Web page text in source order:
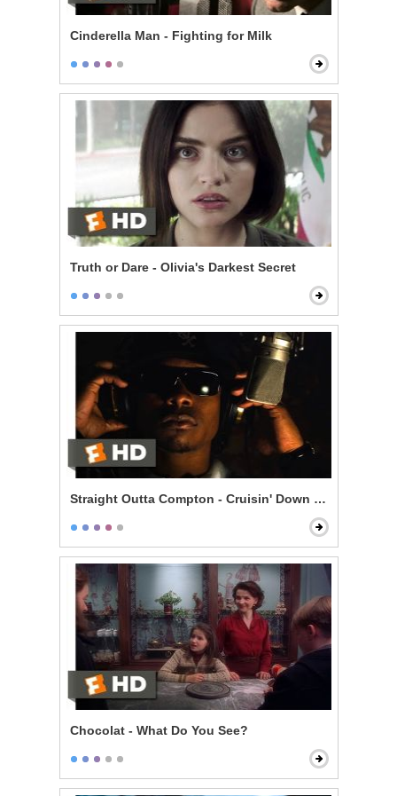
Cinderella Man - Fighting for Milk
Truth or Dare - Olivia's Darkest Secret
Straight Outta Compton - Cruisin' Down the Street in
Chocolat - What Do You See?